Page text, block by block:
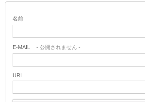
名前
E-MAIL - 公開されません -
URL